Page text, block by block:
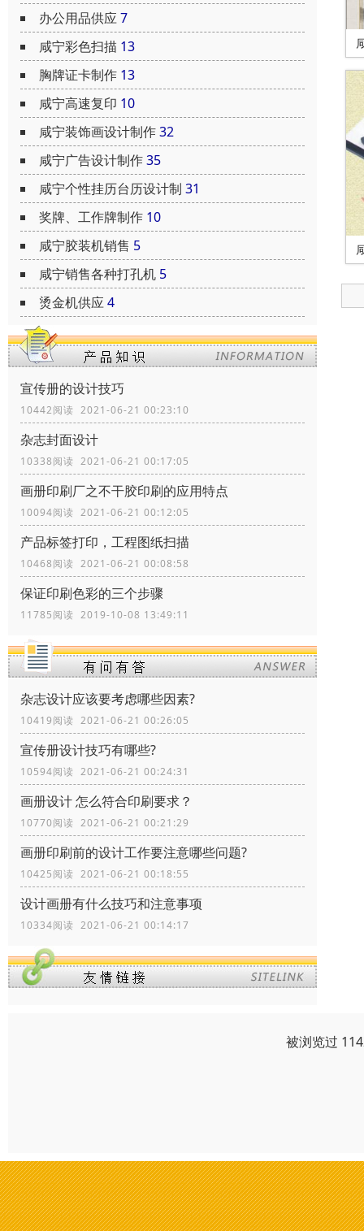
办公用品供应7
咸宁彩色扫描 13
胸牌证卡制作 13
咸宁高速复印 10
咸宁装饰画设计制作32
咸宁广告设计制作35
咸宁个性挂历台历设计制 31
奖牌、工作牌制作 10
咸宁胶装机销售 5
咸宁销售各种打孔机 5
烫金机供应4
宣传册的设计技巧
10442阅读 2021-06-21 00:23:10
杂志封面设计
10338阅读 2021-06-21 00:17:05
画册印刷厂之不干胶印刷的应用特点
10094阅读 2021-06-21 00:12:05
产品标签打印，工程图纸扫描
10468阅读 2021-06-21 00:08:58
保证印刷色彩的三个步骤
11785阅读 2019-10-08 13:49:11
杂志设计应该要考虑哪些因素?
10419阅读 2021-06-21 00:26:05
宣传册设计技巧有哪些?
10594阅读 2021-06-21 00:24:31
画册设计 怎么符合印刷要求？
10770阅读 2021-06-21 00:21:29
画册印刷前的设计工作要注意哪些问题?
10425阅读 2021-06-21 00:18:55
设计画册有什么技巧和注意事项
10334阅读 2021-06-21 00:14:17
被浏览过